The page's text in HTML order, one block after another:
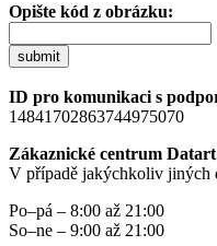
Opište kód z obrázku:
submit
ID pro komunikaci s
14841702863744975070
Zákaznické centrum
V případě jakýchkoliv jiných
Po–pá – 8:00 až 21:00
So–ne – 9:00 až 21:00